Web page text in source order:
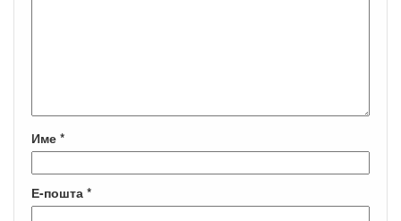
Име *
Е-пошта *